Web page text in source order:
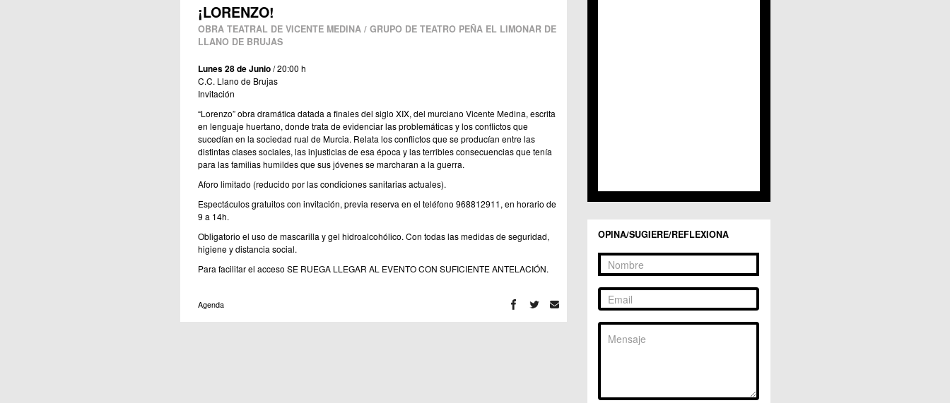
¡LORENZO!
OBRA TEATRAL DE VICENTE MEDINA / GRUPO DE TEATRO PEÑA EL LIMONAR DE
LLANO DE BRUJAS
Lunes 28 de Junio/ 20:00 h
C.C. Llano de Brujas
Invitación
“Lorenzo” obra dramática datada a finales del siglo XIX, del murciano Vicente Medina, escrita
en lenguaje huertano, donde trata de evidenciar las problemáticas y los conflictos que
sucedían en la sociedad rual de Murcia. Relata los conflictos que se producían entre las
distintas clases sociales, las injusticias de esa época y las terribles consecuencias que tenía
para las familias humildes que sus jóvenes se marcharan a la guerra.
Aforo limitado (reducido por las condiciones sanitarias actuales).
Espectáculos gratuitos con invitación, previa reserva en el teléfono 968812911, en horario de
9 a 14h.
Obligatorio el uso de mascarilla y gel hidroalcohólico. Con todas las medidas de seguridad,
higiene y distancia social.
Para facilitar el acceso SE RUEGA LLEGAR AL EVENTO CON SUFICIENTE ANTELACIÓN.
Agenda
OPINA/SUGIERE/REFLEXIONA